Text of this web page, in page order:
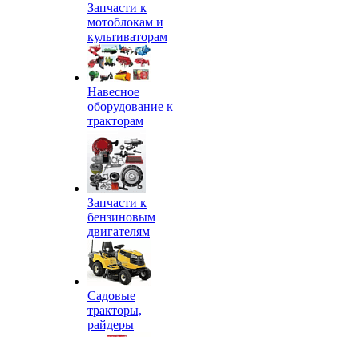
Запчасти к
мотоблокам и
культиваторам
Навесное
оборудование к
тракторам
Запчасти к
бензиновым
двигателям
Садовые
тракторы,
райдеры